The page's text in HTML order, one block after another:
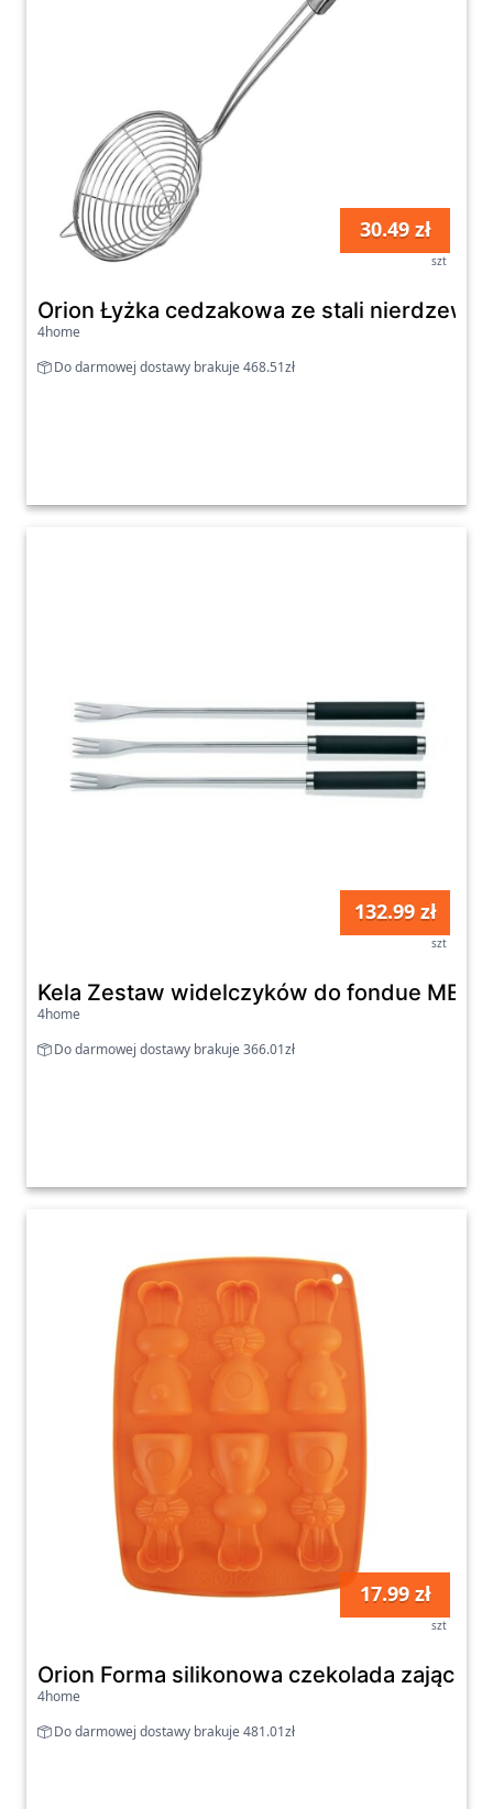
30.49 zł
szt
Orion Łyżka cedzakowa ze stali
4home
Do darmowej dostawy brakuje 468.51zł
132.99 zł
szt
Kela Zestaw widelczyków do fondue
4home
Do darmowej dostawy brakuje 366.01zł
17.99 zł
szt
4home
Do darmowej dostawy brakuje 481.01zł